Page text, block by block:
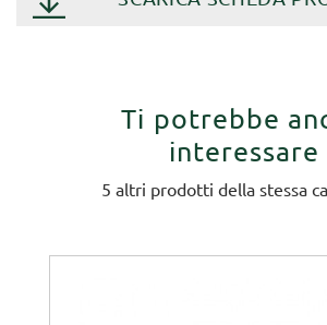
Ti potrebbe
interessare
5 altri prodotti della stessa